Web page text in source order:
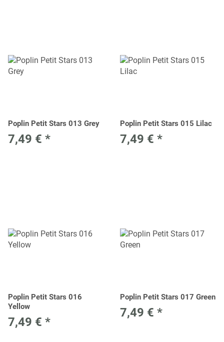
Poplin Petit Stars 013 Grey
7,49 € *
Poplin Petit Stars 015 Lilac
7,49 € *
Poplin Petit Stars 016
Yellow
7,49 € *
Poplin Petit Stars 017 Green
7,49 € *